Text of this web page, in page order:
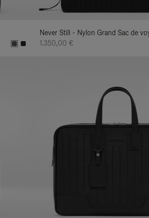
Never Still - Nylon Grand Sac de
1.350,00 €